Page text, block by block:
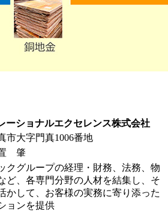
ーショナルエクセレンス株式会社
市大字門真1006番地
肇
クグループの経理・財務、法務、物
ど、各専門分野の人材を結集し、そ
かして、お客様の実務に寄り添った
ョンを提供